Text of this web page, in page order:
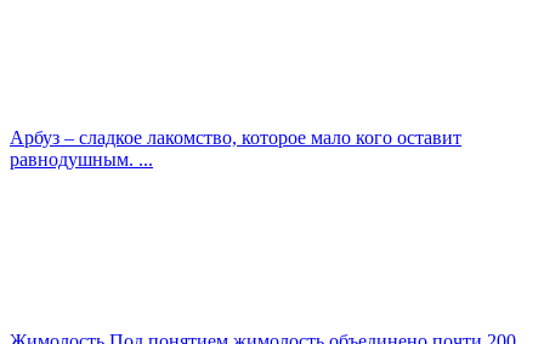
Арбуз – сладкое лакомство, которое мало кого оставит
равнодушным. ...